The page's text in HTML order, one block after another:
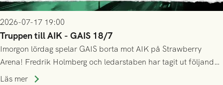
2026-07-17 19:00
Truppen till AIK - GAIS 18/7
Imorgon lördag spelar GAIS borta mot AIK på Strawberry
Arena! Fredrik Holmberg och ledarstaben har tagit ut följande
trupp till matchen:
Läs mer